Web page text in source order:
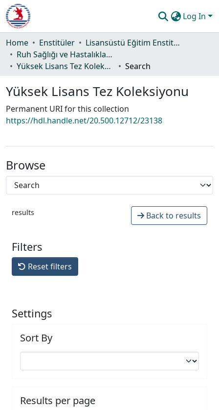
Log In
Communities & Collections
All of DSpace
Home Enstitüler
Lisansüstü Eğitim Enstitüsü
Ruh Sağlığı ve Hastalıkları Hemşireliği Ana Bilim Dalı
Yüksek Lisans Tez Koleksiyonu
Search
Yüksek Lisans Tez Koleksiyonu
Permanent URI for this collection
https://hdl.handle.net/20.500.12712/23138
Browse
results Back to results
Filters
Reset filters
Settings
Sort By
Results per page